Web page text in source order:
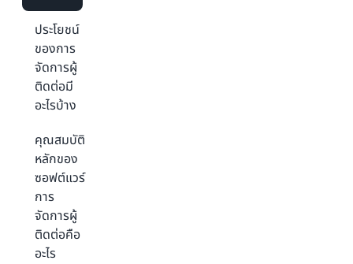
ประโยชน์
ของการ
จัดการผู้
ติดต่อมี
อะไรบ้าง
คุณสมบัติ
หลักของ
ซอฟต์แวร์
การ
จัดการผู้
ติดต่อคือ
อะไร